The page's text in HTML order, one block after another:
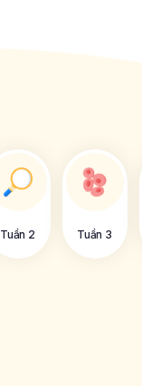
Tuần 2 Tuần 3